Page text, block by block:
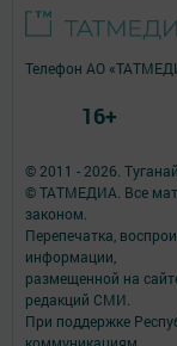
© 2011 - 2026.
© ТАТМЕДИА. Все
законом.
Перепечатка,
информации,
размещенной на
редакций СМИ.
При поддержке
Телефон АО
16+